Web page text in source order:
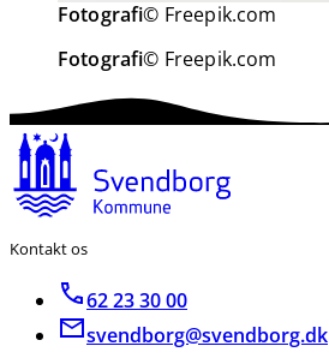
Fotografi© Freepik.com
Fotografi© Freepik.com
Kontakt os
62 23 30 00
svendborg@svendborg.dk